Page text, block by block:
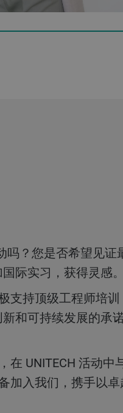
际实习，获得灵感。
和可持续发展的承
在 UNITECH 活动中
加入我们，携手以